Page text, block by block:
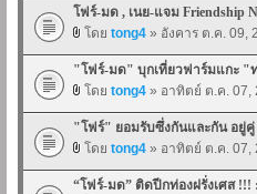
โฟร์-มด , เนย-แจม Friendship
โดย tong4 » อังคาร ต.ค. 09,
"โฟร์-มด" บุกเที่ยวฟาร์มแกะ
โดย tong4 » อาทิตย์ ต.ค. 07,
"โฟร์" ยอมรับซึ่งกันและกัน อยู่
โดย tong4 » อาทิตย์ ต.ค. 07,
“โฟร์-มด” ติดปีกท่องฝรั่งเศส !!!